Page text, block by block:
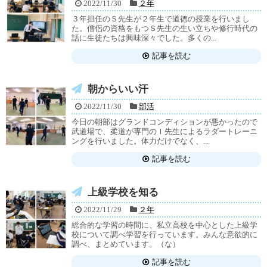
2022/11/30
２年
３年担任のＳ先生が２年生で道徳の授業を行いまし
た。僧侶の資格をもつＳ先生の生い立ちや修行時代の
話に生徒たちは興味深々でした。多くの...
記事を読む
朝からいい汗
2022/11/30
部活
今日の朝部はグランドコンディションが悪かったので
武道場で、柔道が専門のＩ先生によるラダートレーニ
ングを行いました。体力だけでなく、...
記事を読む
上級学校を知る
2022/11/29
２年
総合的な学習の時間に、私立高校を中心とした上級学
校について調べ学習を行っています。みんな意欲的に
調べ、まとめています。（な）
記事を読む